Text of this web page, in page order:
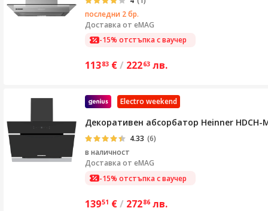
последни 2 бр.
Доставка от eMAG
-15% отстъпка с ваучер
11383 €/ 22263 лв.
Electro weekend
Декоративен абсорбатор Heinner
4.33 (6)
в наличност
Доставка от eMAG
-15% отстъпка с ваучер
13951 €/ 27286 лв.